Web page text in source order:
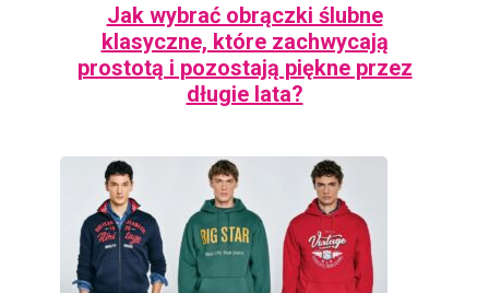
Jak wybrać obrączki ślubne
klasyczne, które zachwycają
prostotą i pozostają piękne przez
długie lata?